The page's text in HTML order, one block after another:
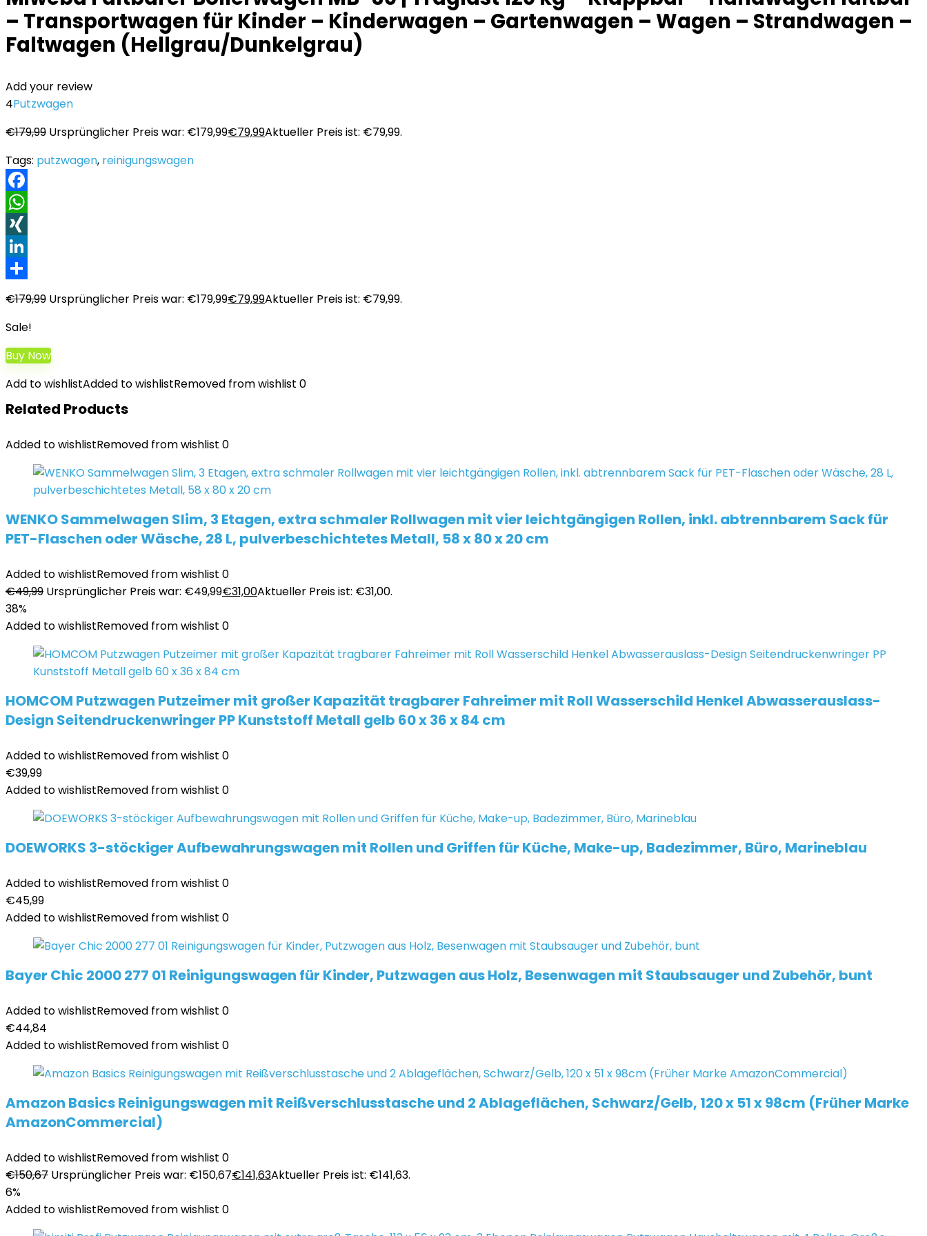
– Transportwagen für Kinder – Kinderwagen – Gartenwagen – Wagen – Strandwagen –
Faltwagen (Hellgrau/Dunkelgrau)
Add your review
4Putzwagen
€179,99 Ursprünglicher Preis war: €179,99€79,99Aktueller Preis ist: €79,99.
Tags: putzwagen, reinigungswagen
Facebook
WhatsApp
XING
LinkedIn
€179,99 Ursprünglicher Preis war: €179,99€79,99Aktueller Preis ist: €79,99.
Sale!
Buy Now
Add to wishlistAdded to wishlistRemoved from wishlist 0
Related Products
Added to wishlistRemoved from wishlist 0
WENKO Sammelwagen Slim, 3 Etagen, extra schmaler Rollwagen mit vier leichtgängigen Rollen, inkl. abtrennbarem Sack für
PET-Flaschen oder Wäsche, 28 L, pulverbeschichtetes Metall, 58 x 80 x 20 cm
Added to wishlistRemoved from wishlist 0
€49,99 Ursprünglicher Preis war: €49,99€31,00Aktueller Preis ist: €31,00.
38%
Added to wishlistRemoved from wishlist 0
HOMCOM Putzwagen Putzeimer mit großer Kapazität tragbarer Fahreimer mit Roll Wasserschild Henkel Abwasserauslass-
Design Seitendruckenwringer PP Kunststoff Metall gelb 60 x 36 x 84 cm
Added to wishlistRemoved from wishlist 0
€39,99
Added to wishlistRemoved from wishlist 0
DOEWORKS 3-stöckiger Aufbewahrungswagen mit Rollen und Griffen für Küche, Make-up, Badezimmer, Büro, Marineblau
Added to wishlistRemoved from wishlist 0
€45,99
Added to wishlistRemoved from wishlist 0
Bayer Chic 2000 277 01 Reinigungswagen für Kinder, Putzwagen aus Holz, Besenwagen mit Staubsauger und Zubehör, bunt
Added to wishlistRemoved from wishlist 0
€44,84
Added to wishlistRemoved from wishlist 0
Amazon Basics Reinigungswagen mit Reißverschlusstasche und 2 Ablageflächen, Schwarz/Gelb, 120 x 51 x 98cm (Früher Marke
AmazonCommercial)
Added to wishlistRemoved from wishlist 0
€150,67 Ursprünglicher Preis war: €150,67€141,63Aktueller Preis ist: €141,63.
6%
Added to wishlistRemoved from wishlist 0